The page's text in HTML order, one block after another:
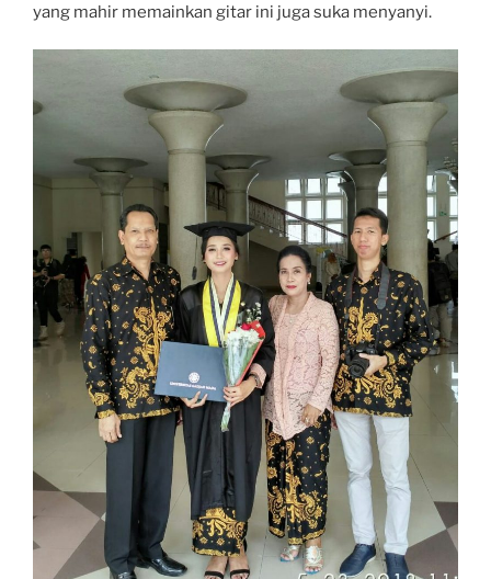
yang mahir memainkan gitar ini juga suka menyanyi.